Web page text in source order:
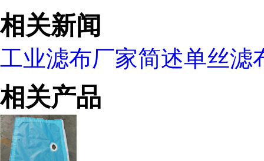
相关新闻
工业滤布厂家简述单丝滤
相关产品